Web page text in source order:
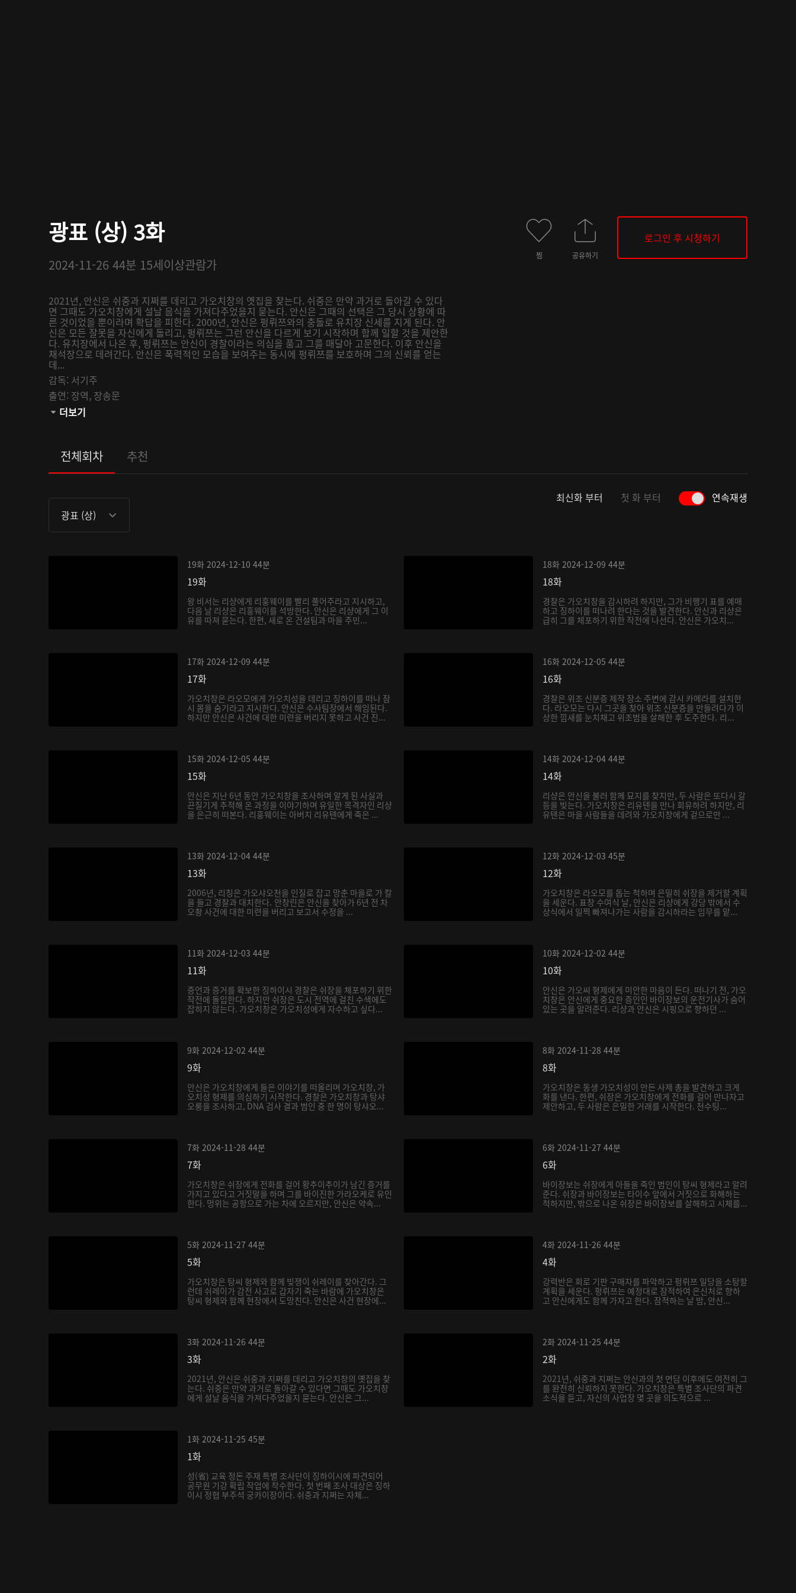
광표 (상) 3화
2024-11-26 44분 15세이상관람가
2021년, 안신은 쉬중과 지쩌를 데리고 가오치창의 옛집을 찾는다. 쉬중은 만약 과거로 돌아갈 수 있다
면 그때도 가오치창에게 설날 음식을 가져다주었을지 묻는다. 안신은 그때의 선택은 그 당시 상황에 따
른 것이었을 뿐이라며 확답을 피한다. 2000년, 안신은 펑뤼쯔와의 충돌로 유치장 신세를 지게 된다. 안
신은 모든 잘못을 자신에게 돌리고, 펑뤼쯔는 그런 안신을 다르게 보기 시작하며 함께 일할 것을 제안한
다. 유치장에서 나온 후, 펑뤼쯔는 안신이 경찰이라는 의심을 품고 그를 매달아 고문한다. 이후 안신을
채석장으로 데려간다. 안신은 폭력적인 모습을 보여주는 동시에 펑뤼쯔를 보호하며 그의 신뢰를 얻는
데...
감독: 서기주
출연: 장역, 장송문
관람등급:
더보기
찜 공유하기
로그인 후 시청하기
전체회차 추천
광표 (상)
최신화 부터 첫 화 부터 연속재생
19화 2024-12-10 44분
19화
왕 비서는 리샹에게 리훙웨이를 빨리 풀어주라고 지시하고,
다음 날 리샹은 리훙웨이를 석방한다. 안신은 리샹에게 그 이
유를 따져 묻는다. 한편, 새로 온 건설팀과 마을 주민...
18화 2024-12-09 44분
18화
경찰은 가오치창을 감시하려 하지만, 그가 비행기 표를 예매
하고 징하이를 떠나려 한다는 것을 발견한다. 안신과 리샹은
급히 그를 체포하기 위한 작전에 나선다. 안신은 가오치...
17화 2024-12-09 44분
17화
가오치창은 라오모에게 가오치성을 데리고 징하이를 떠나 잠
시 몸을 숨기라고 지시한다. 안신은 수사팀장에서 해임된다.
하지만 안신은 사건에 대한 미련을 버리지 못하고 사건 진...
16화 2024-12-05 44분
16화
경찰은 위조 신분증 제작 장소 주변에 감시 카메라를 설치한
다. 라오모는 다시 그곳을 찾아 위조 신분증을 만들려다가 이
상한 낌새를 눈치채고 위조범을 살해한 후 도주한다. 리...
15화 2024-12-05 44분
15화
안신은 지난 6년 동안 가오치창을 조사하며 알게 된 사실과
끈질기게 추적해 온 과정을 이야기하며 유일한 목격자인 리샹
을 은근히 떠본다. 리훙웨이는 아버지 리유톈에게 죽은 ...
14화 2024-12-04 44분
14화
리샹은 안신을 불러 함께 묘지를 찾지만, 두 사람은 또다시 갈
등을 빚는다. 가오치창은 리유톈을 만나 회유하려 하지만, 리
유톈은 마을 사람들을 데려와 가오치창에게 겉으로만 ...
13화 2024-12-04 44분
13화
2006년, 리칭은 가오샤오천을 인질로 잡고 망춘 마을로 가 칼
을 들고 경찰과 대치한다. 안창린은 안신을 찾아가 6년 전 차
오촹 사건에 대한 미련을 버리고 보고서 수정을 ...
12화 2024-12-03 45분
12화
가오치창은 라오모를 돕는 척하며 은밀히 쉬장을 제거할 계획
을 세운다. 표창 수여식 날, 안신은 리샹에게 강당 밖에서 수
상식에서 일찍 빠져나가는 사람을 감시하라는 임무를 맡...
11화 2024-12-03 44분
11화
증언과 증거를 확보한 징하이시 경찰은 쉬장을 체포하기 위한
작전에 돌입한다. 하지만 쉬장은 도시 전역에 걸친 수색에도
잡히지 않는다. 가오치창은 가오치성에게 자수하고 싶다...
10화 2024-12-02 44분
10화
안신은 가오씨 형제에게 미안한 마음이 든다. 떠나기 전, 가오
치창은 안신에게 중요한 증인인 바이장보의 운전기사가 숨어
있는 곳을 알려준다. 리샹과 안신은 시핑으로 향하던 ...
9화 2024-12-02 44분
9화
안신은 가오치창에게 들은 이야기를 떠올리며 가오치창, 가
오치성 형제를 의심하기 시작한다. 경찰은 가오치창과 탕샤
오룽을 조사하고, DNA 검사 결과 범인 중 한 명이 탕샤오...
8화 2024-11-28 44분
8화
가오치창은 동생 가오치성이 만든 사제 총을 발견하고 크게
화를 낸다. 한편, 쉬장은 가오치창에게 전화를 걸어 만나자고
제안하고, 두 사람은 은밀한 거래를 시작한다. 천수팅...
7화 2024-11-28 44분
7화
가오치창은 쉬장에게 전화를 걸어 황추이추이가 남긴 증거를
가지고 있다고 거짓말을 하며 그를 바이진한 가라오케로 유인
한다. 멍위는 공항으로 가는 차에 오르지만, 안신은 약속...
6화 2024-11-27 44분
6화
바이장보는 쉬장에게 아들을 죽인 범인이 탕씨 형제라고 알려
준다. 쉬장과 바이장보는 타이수 앞에서 거짓으로 화해하는
척하지만, 밖으로 나온 쉬장은 바이장보를 살해하고 시체를...
5화 2024-11-27 44분
5화
가오치창은 탕씨 형제와 함께 빚쟁이 쉬레이를 찾아간다. 그
런데 쉬레이가 감전 사고로 갑자기 죽는 바람에 가오치창은
탕씨 형제와 함께 현장에서 도망친다. 안신은 사건 현장에...
4화 2024-11-26 44분
4화
강력반은 회로 기판 구매자를 파악하고 펑뤼쯔 일당을 소탕할
계획을 세운다. 펑뤼쯔는 예정대로 잠적하여 은신처로 향하
고 안신에게도 함께 가자고 한다. 잠적하는 날 밤, 안신...
3화 2024-11-26 44분
3화
2021년, 안신은 쉬중과 지쩌를 데리고 가오치창의 옛집을 찾
는다. 쉬중은 만약 과거로 돌아갈 수 있다면 그때도 가오치창
에게 설날 음식을 가져다주었을지 묻는다. 안신은 그...
2화 2024-11-25 44분
2화
2021년, 쉬중과 지쩌는 안신과의 첫 면담 이후에도 여전히 그
를 완전히 신뢰하지 못한다. 가오치창은 특별 조사단의 파견
소식을 듣고, 자신의 사업장 몇 곳을 의도적으로 ...
1화 2024-11-25 45분
1화
성(省) 교육 정돈 주재 특별 조사단이 징하이시에 파견되어
공무원 기강 확립 작업에 착수한다. 첫 번째 조사 대상은 징하
이시 정협 부주석 궁카이장이다. 쉬중과 지쩌는 자체...